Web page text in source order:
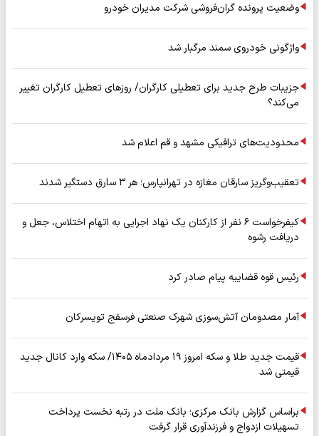
وضعیت پرونده گران‌فروشی شرکت مدیران خودرو
واژگونی خودروی سمند مرگبار شد
جزیبات طرح جدید برای تعطیلی کارگران/ روزهای تعطیل کارگران تغییر
می‌کند؟
محدودیت‌های ترافیکی مشهد و قم اعلام شد
تعقیب‌وگریز سارقان مغازه در تهرانپارس؛ هر ۳ سارق دستگیر شدند
کیفرخواست ۶ نفر از کارکنان یک نهاد اجرایی به اتهام اختلاس، جعل و
دریافت رشوه
رئیس قوه قضاییه پیام صادر کرد
آمار مصدومان آتش‌سوزی شهرک صنعتی فرسفج تویسرکان
قیمت جدید طلا و سکه امروز ۱۹ مردادماه ۱۴۰۵/ سکه وارد کانال جدید
قیمتی شد
براساس گزارش بانک مرکزی؛ بانک ملت در رتبه نخست پرداخت
تسهیلات ازدواج و فرزندآوری قرار گرفت